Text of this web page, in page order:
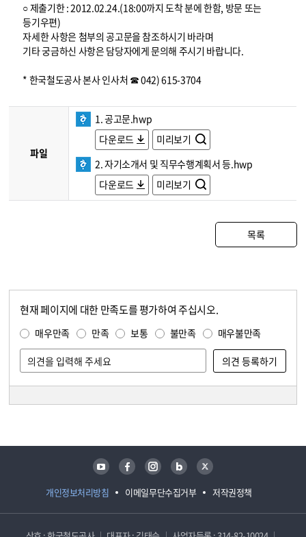
○ 제출기한 : 2012.02.24.(18:00까지 도착 분에 한함, 방문 또는
등기우편)
자세한 사항은 첨부의 공고문을 참조하시기 바라며
기타 궁금하신 사항은 담당자에게 문의해 주시기 바랍니다.
* 한국철도공사 본사 인사처 ☎ 042) 615-3704
파일
1. 공고문.hwp
다운로드
미리보기
2. 자기소개서 및 직무수행계획서 등.hwp
다운로드
미리보기
목록
현재 페이지에 대한 만족도를 평가하여 주십시오.
매우만족 만족 보통 불만족 매우불만족
개인정보처리방침 이메일무단수집거부 저작권정책
유튜브 페이스북 인스타그램 블로그 트위터